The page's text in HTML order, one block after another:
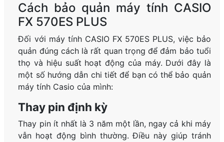
Cách bảo quản máy tính CASIO
FX 570ES PLUS
Đối với máy tính CASIO FX 570ES PLUS, việc bảo
quản đúng cách là rất quan trọng để đảm bảo tuổi
thọ và hiệu suất hoạt động của máy. Dưới đây là
một số hướng dẫn chi tiết để bạn có thể bảo quản
máy tính Casio của mình:
Thay pin định kỳ
Thay pin ít nhất là 3 năm một lần, ngay cả khi máy
vẫn hoạt động bình thường. Điều này giúp tránh